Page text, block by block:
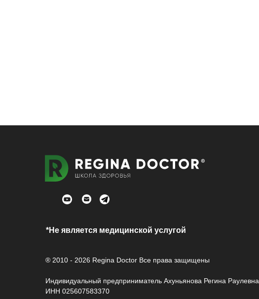
*Не является медицинской услугой
® 2010 - 2026 Regina Doctor Все права защищены
Индивидуальный предприниматель Ахуньянова Регина Раулевна
ИНН 025607583370